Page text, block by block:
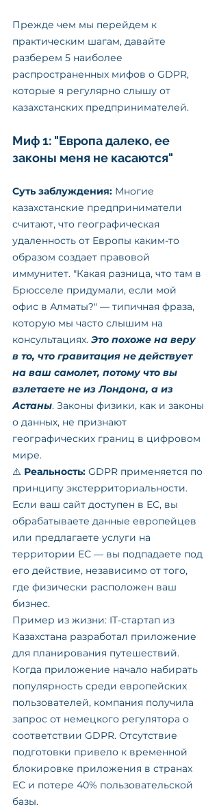
Прежде чем мы перейдем к
практическим шагам, давайте
разберем 5 наиболее
распространенных мифов о GDPR,
которые я регулярно слышу от
казахстанских предпринимателей.
Миф 1: "Европа далеко, ее
законы меня не касаются"
Суть заблуждения: Многие
казахстанские предприниматели
считают, что географическая
удаленность от Европы каким-то
образом создает правовой
иммунитет. "Какая разница, что там в
Брюсселе придумали, если мой
офис в Алматы?" — типичная фраза,
которую мы часто слышим на
консультациях. Это похоже на веру
в то, что гравитация не действует
на ваш самолет, потому что вы
взлетаете не из Лондона, а из
Астаны. Законы физики, как и законы
о данных, не признают
географических границ в цифровом
мире.
⚠️ Реальность: GDPR применяется по
принципу экстерриториальности.
Если ваш сайт доступен в ЕС, вы
обрабатываете данные европейцев
или предлагаете услуги на
территории ЕС — вы подпадаете под
его действие, независимо от того,
где физически расположен ваш
бизнес.
Пример из жизни: IT-стартап из
Казахстана разработал приложение
для планирования путешествий.
Когда приложение начало набирать
популярность среди европейских
пользователей, компания получила
запрос от немецкого регулятора о
соответствии GDPR. Отсутствие
подготовки привело к временной
блокировке приложения в странах
ЕС и потере 40% пользовательской
базы.